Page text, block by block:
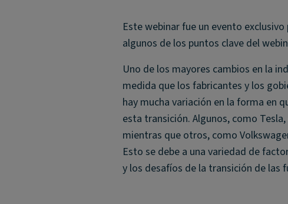
Este webinar fue un evento
algunos de los puntos clave del
Uno de los mayores cambios en la
medida que los fabricantes y los
hay mucha variación en la forma en
esta transición. Algunos, como
mientras que otros, como
Esto se debe a una variedad de
y los desafíos de la transición de las